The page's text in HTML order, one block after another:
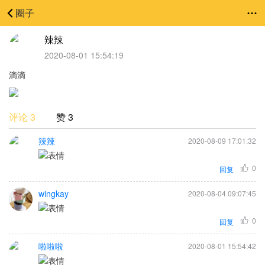
圈子
辣辣
2020-08-01 15:54:19
滴滴
评论 3 赞 3
辣辣 2020-08-09 17:01:32
回复 0
wingkay 2020-08-04 09:07:45
回复 0
啦啦啦 2020-08-01 15:54:42